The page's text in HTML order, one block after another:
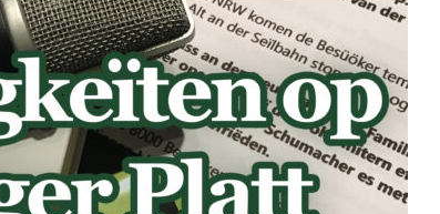
Jeck im Klinikum
TV-Angebot